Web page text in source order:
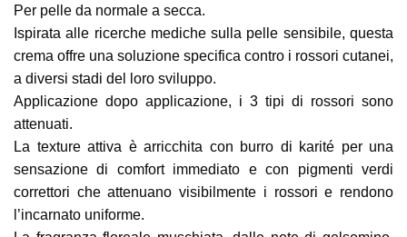
Per pelle da normale a secca.
Ispirata alle ricerche mediche sulla pelle sensibile, questa
crema offre una soluzione specifica contro i rossori cutanei,
a diversi stadi del loro sviluppo.
Applicazione dopo applicazione, i 3 tipi di rossori sono
attenuati.
La texture attiva è arricchita con burro di karité per una
sensazione di comfort immediato e con pigmenti verdi
correttori che attenuano visibilmente i rossori e rendono
l’incarnato uniforme.